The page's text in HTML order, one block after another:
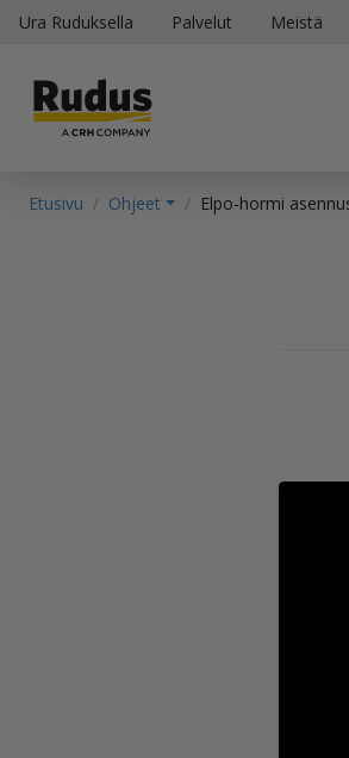
Ura Ruduksella Palvelut Meistä
Etusivu Ohjeet Elpo-hormi